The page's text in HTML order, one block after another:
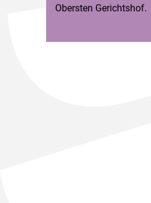
Obersten Gerichtshof.